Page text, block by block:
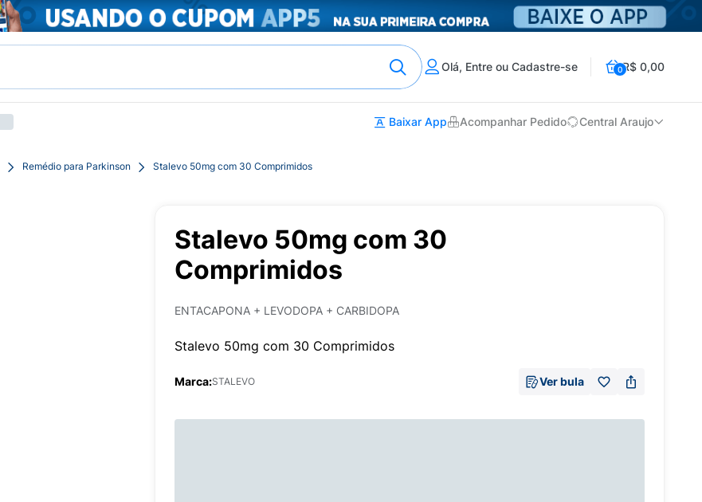
Olá, Entre ou Cadastre-se 0R$ 0,00
Baixar App Acompanhar Pedido Central Araujo
Remédio para Parkinson Stalevo 50mg com 30 Comprimidos
Stalevo 50mg com 30
Comprimidos
ENTACAPONA + LEVODOPA + CARBIDOPA
Stalevo 50mg com 30 Comprimidos
Marca:STALEVO Ver bula